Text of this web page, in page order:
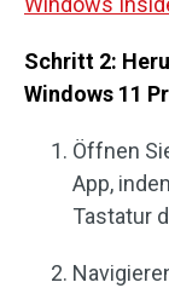
Schritt 2:
Windows 11
Öffnen
App,
Tastatur